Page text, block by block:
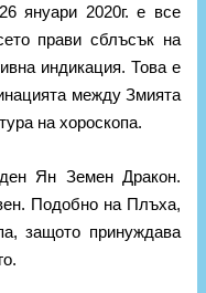
януари 2020г. е все
прави сблъсък на
индикация. Това е
между Змията
на хороскопа.
Ян Земен Дракон.
Подобно на Плъха,
защото принуждава